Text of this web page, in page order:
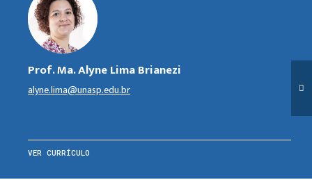
Prof. Ma. Alyne Lima Brianezi
alyne.lima@unasp.edu.br
VER CURRÍCULO